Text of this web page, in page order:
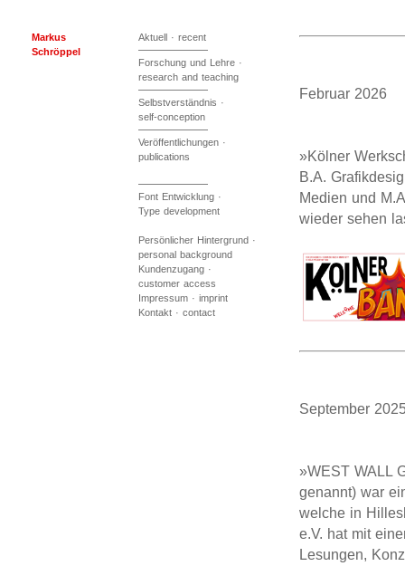
Markus
Schröppel
Aktuell · recent
Forschung und Lehre ·
research and teaching
Selbstverständnis ·
self-conception
Veröffentlichungen ·
publications
Font Entwicklung ·
Type development
Persönlicher Hintergrund ·
personal background
Kundenzugang ·
customer access
Impressum · imprint
Kontakt · contact
Februar
»Kölner
B.A.
Medien und
wieder sehen
September
»WEST WALL
genannt) war
welche in
e.V. hat mit
Lesungen,